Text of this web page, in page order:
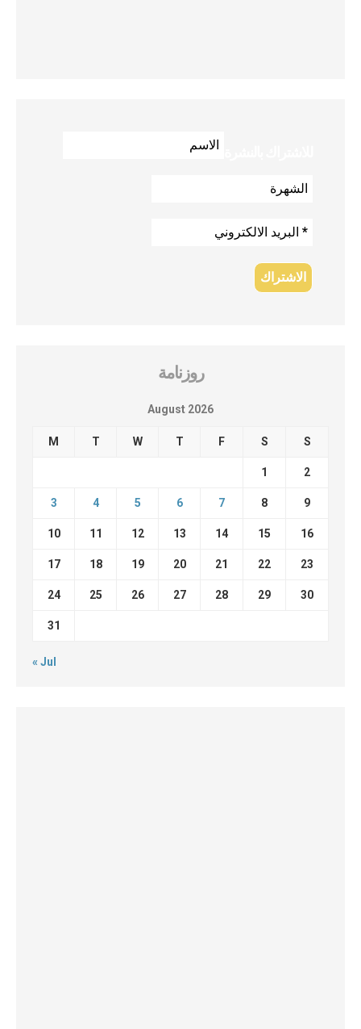
روزنامة
August 2026
M T W T F S S
1 2
3 4 5 6 7 8 9
10 11 12 13 14 15 16
17 18 19 20 21 22 23
24 25 26 27 28 29 30
31
« Jul